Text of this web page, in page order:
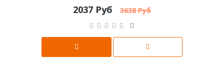
2037 Руб 3638 Руб